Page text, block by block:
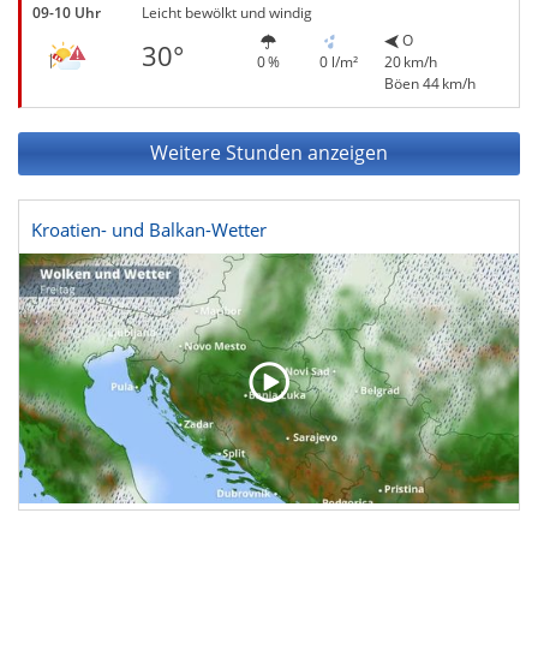
09-10 Uhr Leicht bewölkt und windig
30° 0 % 0 l/m²
O
20 km/h
Böen 44 km/h
Weitere Stunden anzeigen
Kroatien- und Balkan-Wetter